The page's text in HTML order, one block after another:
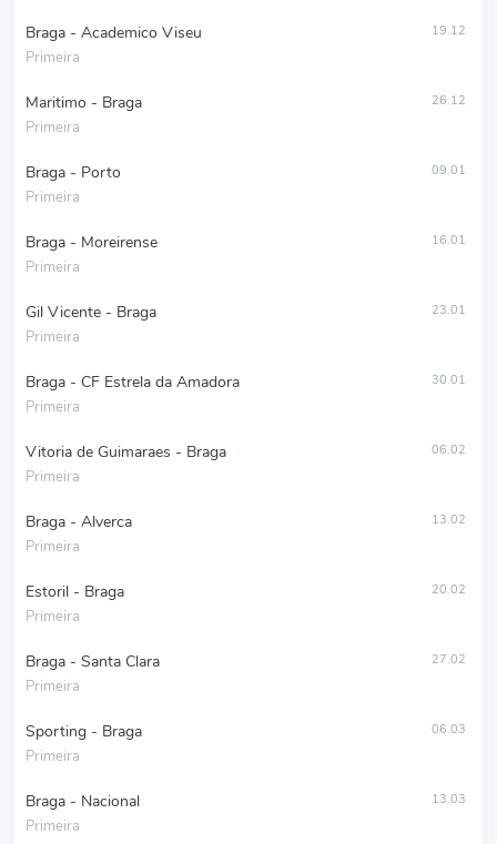
Braga - Academico Viseu
Primeira
19.12
Maritimo - Braga
Primeira
26.12
Braga - Porto
Primeira
09.01
Braga - Moreirense
Primeira
16.01
Gil Vicente - Braga
Primeira
23.01
Braga - CF Estrela da Amadora
Primeira
30.01
Vitoria de Guimaraes - Braga
Primeira
06.02
Braga - Alverca
Primeira
13.02
Estoril - Braga
Primeira
20.02
Braga - Santa Clara
Primeira
27.02
Sporting - Braga
Primeira
06.03
Braga - Nacional
Primeira
13.03